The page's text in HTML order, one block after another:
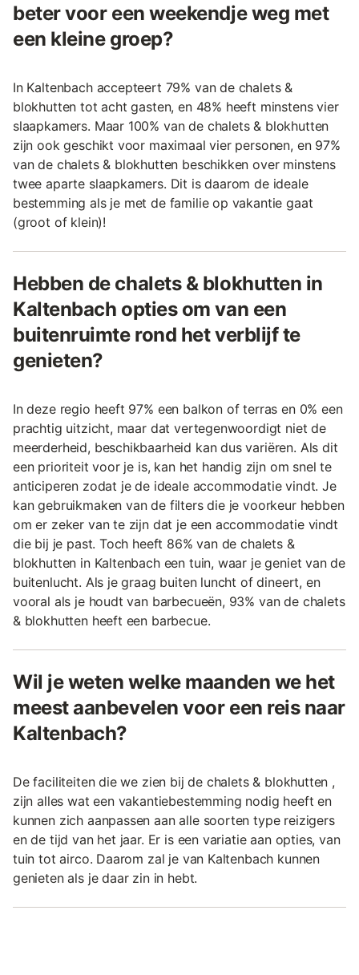
beter voor een weekendje weg met
een kleine groep?
In Kaltenbach accepteert 79% van de chalets &
blokhutten tot acht gasten, en 48% heeft minstens vier
slaapkamers. Maar 100% van de chalets & blokhutten
zijn ook geschikt voor maximaal vier personen, en 97%
van de chalets & blokhutten beschikken over minstens
twee aparte slaapkamers. Dit is daarom de ideale
bestemming als je met de familie op vakantie gaat
(groot of klein)!
Hebben de chalets & blokhutten in
Kaltenbach opties om van een
buitenruimte rond het verblijf te
genieten?
In deze regio heeft 97% een balkon of terras en 0% een
prachtig uitzicht, maar dat vertegenwoordigt niet de
meerderheid, beschikbaarheid kan dus variëren. Als dit
een prioriteit voor je is, kan het handig zijn om snel te
anticiperen zodat je de ideale accommodatie vindt. Je
kan gebruikmaken van de filters die je voorkeur hebben
om er zeker van te zijn dat je een accommodatie vindt
die bij je past. Toch heeft 86% van de chalets &
blokhutten in Kaltenbach een tuin, waar je geniet van de
buitenlucht. Als je graag buiten luncht of dineert, en
vooral als je houdt van barbecueën, 93% van de chalets
& blokhutten heeft een barbecue.
Wil je weten welke maanden we het
meest aanbevelen voor een reis naar
Kaltenbach?
De faciliteiten die we zien bij de chalets & blokhutten ,
zijn alles wat een vakantiebestemming nodig heeft en
kunnen zich aanpassen aan alle soorten type reizigers
en de tijd van het jaar. Er is een variatie aan opties, van
tuin tot airco. Daarom zal je van Kaltenbach kunnen
genieten als je daar zin in hebt.